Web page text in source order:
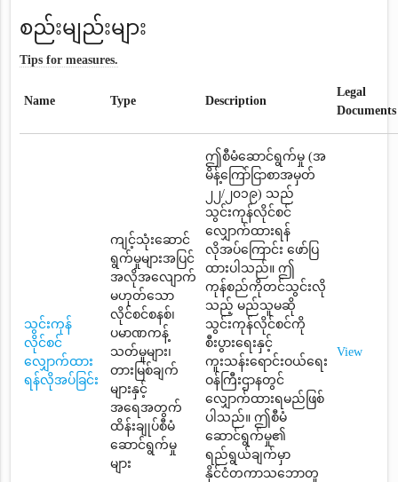
စည်းမျည်းများ
Tips for measures.
Name Type Description
Legal
Documents
သွင်းကုန်
လိုင်စင်
လျှောက်ထား
ရန်လိုအပ်ခြင်း
ကျင့်သုံးဆောင်
ရွက်မှုများအပြင်
အလိုအလျောက်
မဟုတ်သော
လိုင်စင်စနစ်၊
ပမာဏကန့်
သတ်မှုများ၊
တားမြစ်ချက်
များနှင့်
အရေအတွက်
ထိန်းချုပ်စီမံ
ဆောင်ရွက်မှု
များ
ဤစီမံဆောင်ရွက်မှု (အ
မိန့်ကြော်ငြာစာအမှတ်
၂၂/၂၀၁၉) သည်
သွင်းကုန်လိုင်စင်
လျှောက်ထားရန်
လိုအပ်ကြောင်း ဖော်ပြ
ထားပါသည်။ ဤ
ကုန်စည်ကိုတင်သွင်းလို
သည့် မည်သူမဆို
သွင်းကုန်လိုင်စင်ကို
စီးပွားရေးနှင့်
ကူးသန်းရောင်းဝယ်ရေး
ဝန်ကြီးဌာနတွင်
လျှောက်ထားရမည်ဖြစ်
ပါသည်။ ဤစီမံ
ဆောင်ရွက်မှု၏
ရည်ရွယ်ချက်မှာ
နိုင်ငံတကာသဘောတူ
View